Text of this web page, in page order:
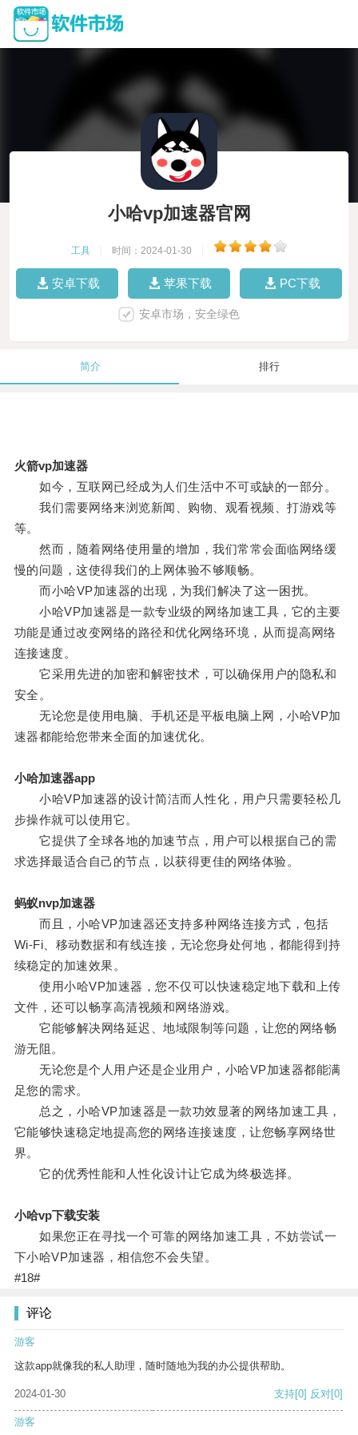
小哈vp加速器官网
工具 时间：2024-01-30
安卓下载 苹果下载 PC下载
安卓市场，安全绿色
简介 排行
火箭vp加速器
如今，互联网已经成为人们生活中不可或缺的一部分。
我们需要网络来浏览新闻、购物、观看视频、打游戏等
等。
然而，随着网络使用量的增加，我们常常会面临网络缓
慢的问题，这使得我们的上网体验不够顺畅。
而小哈VP加速器的出现，为我们解决了这一困扰。
小哈VP加速器是一款专业级的网络加速工具，它的主要
功能是通过改变网络的路径和优化网络环境，从而提高网络
连接速度。
它采用先进的加密和解密技术，可以确保用户的隐私和
安全。
无论您是使用电脑、手机还是平板电脑上网，小哈VP加
速器都能给您带来全面的加速优化。
小哈加速器app
小哈VP加速器的设计简洁而人性化，用户只需要轻松几
步操作就可以使用它。
它提供了全球各地的加速节点，用户可以根据自己的需
求选择最适合自己的节点，以获得更佳的网络体验。
蚂蚁nvp加速器
而且，小哈VP加速器还支持多种网络连接方式，包括
Wi-Fi、移动数据和有线连接，无论您身处何地，都能得到持
续稳定的加速效果。
使用小哈VP加速器，您不仅可以快速稳定地下载和上传
文件，还可以畅享高清视频和网络游戏。
它能够解决网络延迟、地域限制等问题，让您的网络畅
游无阻。
无论您是个人用户还是企业用户，小哈VP加速器都能满
足您的需求。
总之，小哈VP加速器是一款功效显著的网络加速工具，
它能够快速稳定地提高您的网络连接速度，让您畅享网络世
界。
它的优秀性能和人性化设计让它成为终极选择。
小哈vp下载安装
如果您正在寻找一个可靠的网络加速工具，不妨尝试一
下小哈VP加速器，相信您不会失望。
#18#
评论
游客
这款app就像我的私人助理，随时随地为我的办公提供帮助。
2024-01-30 支持[0] 反对[0]
游客